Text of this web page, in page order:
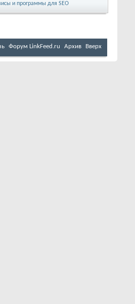
и программы для SEO
Форум LinkFeed.ru Архив Вверх